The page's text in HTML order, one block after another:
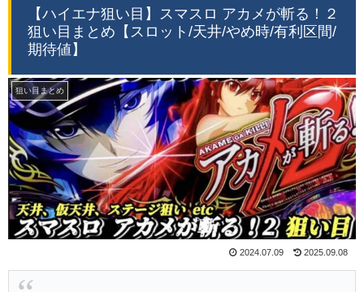
【ハイエナ狙い目】スマスロ アカメが斬る！２
狙い目まとめ【スロット/天井/やめ時/有利区間/
期待値】
狙い目まとめ
2024.07.09 2025.09.08